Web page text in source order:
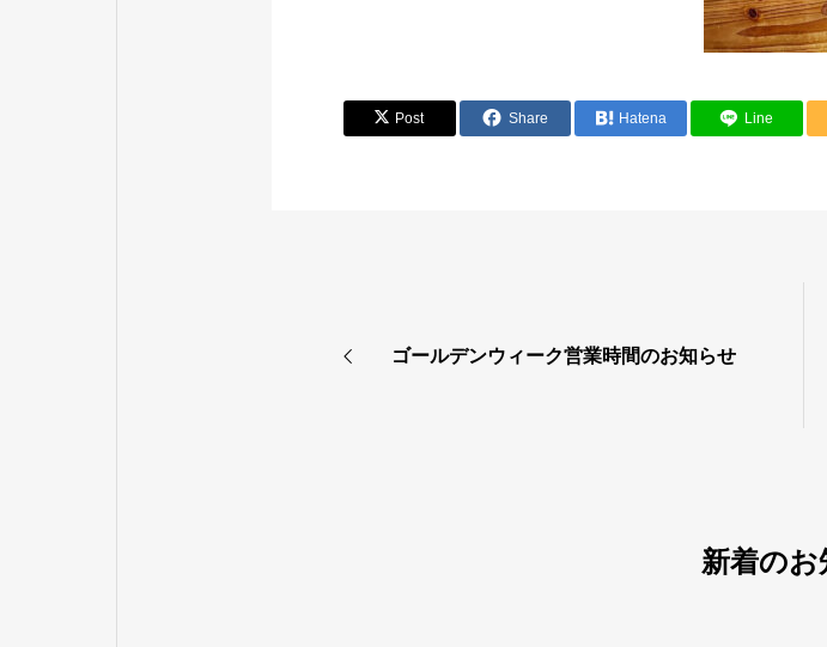
Post Share Hatena Line
ゴールデンウィーク営業時間のお知らせ
新着のお